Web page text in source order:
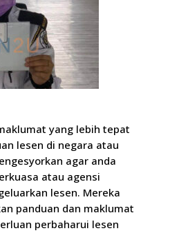
yang lebih tepat
lesen di negara atau
agar anda
atau agensi
lesen. Mereka
panduan dan maklumat
perbaharui lesen